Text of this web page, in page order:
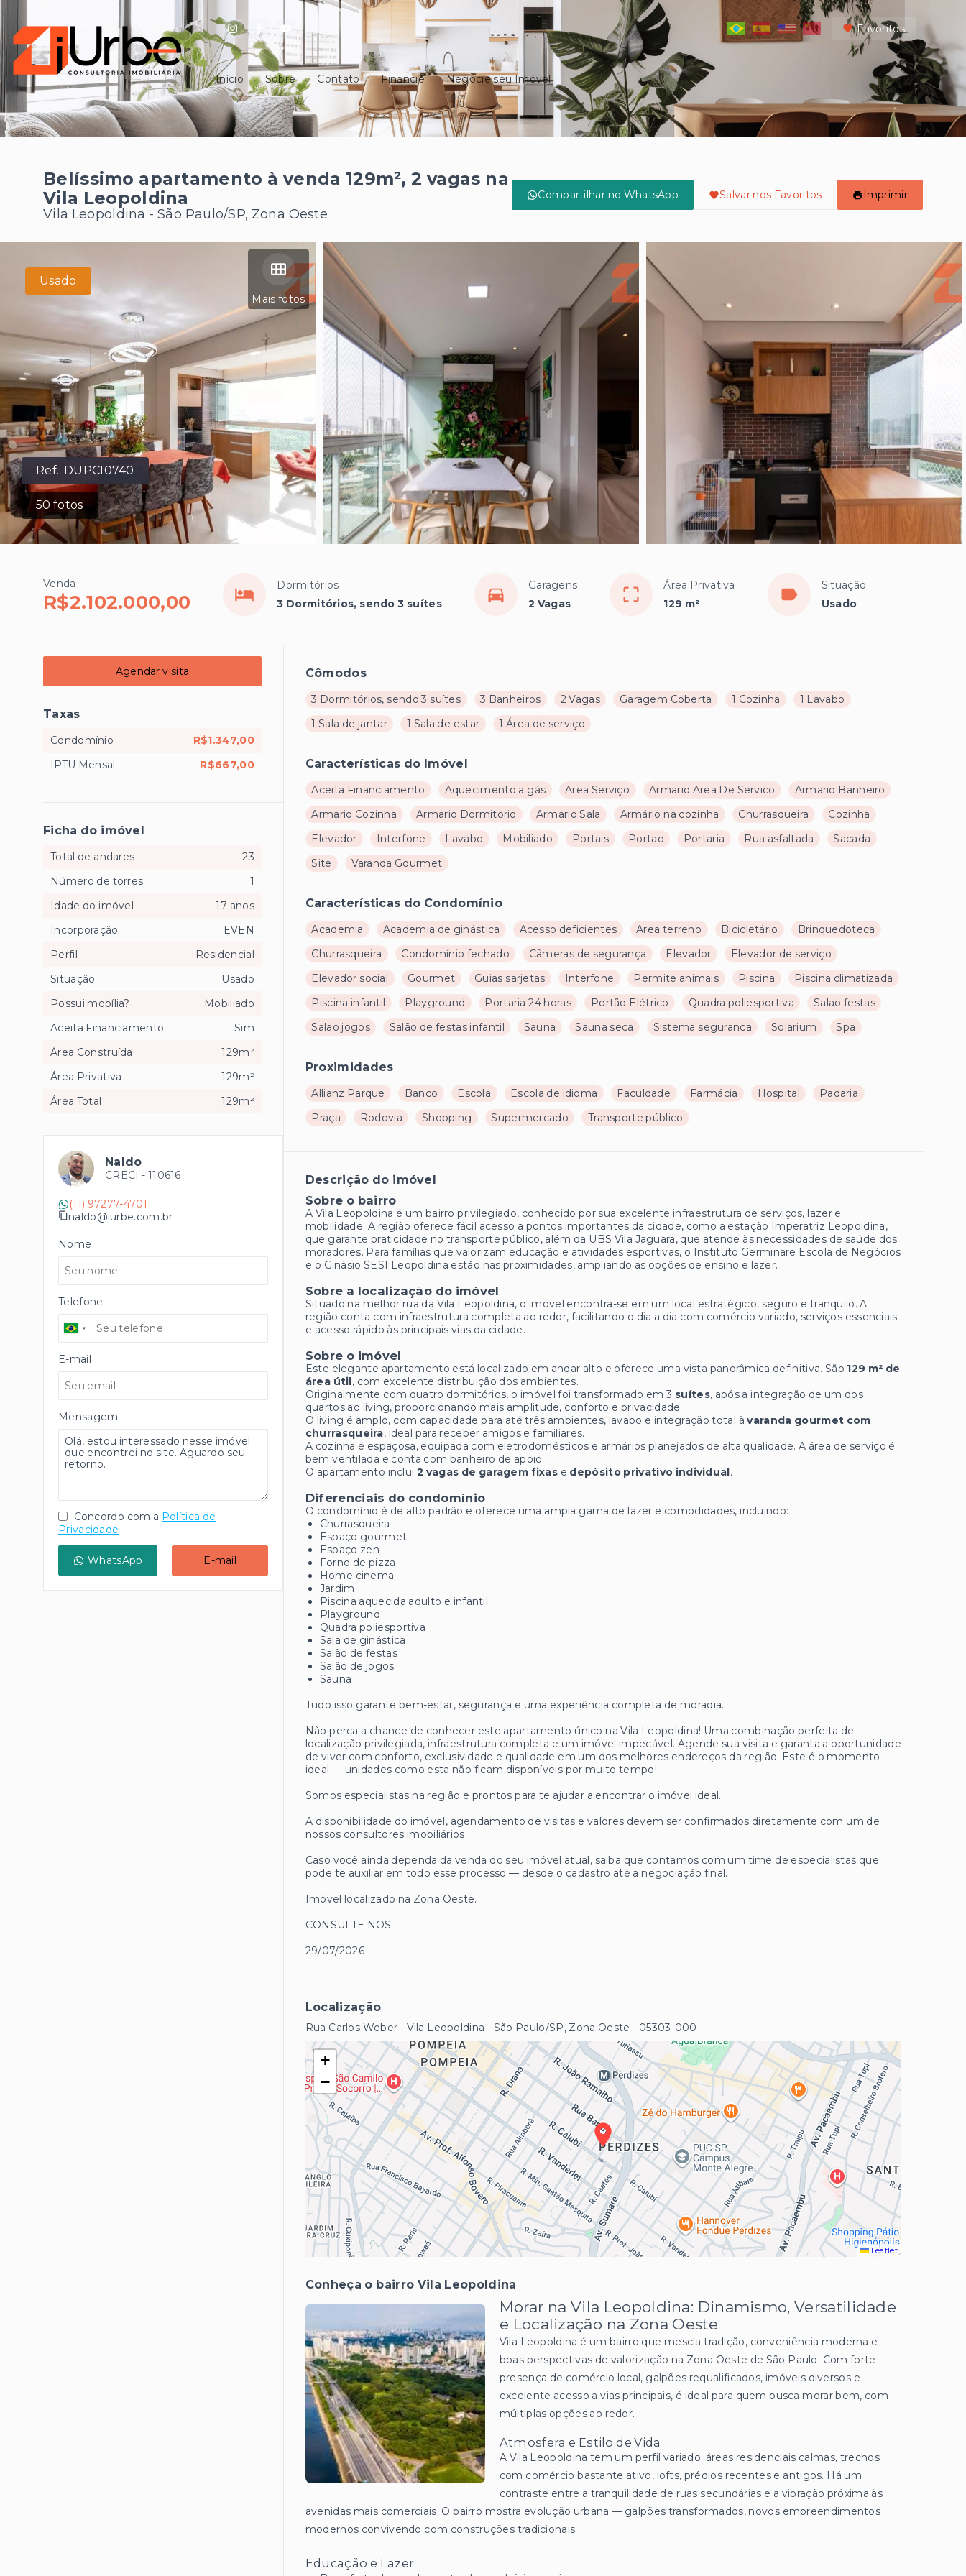
Favoritos
Início Sobre Contato Financie Negocie seu Imóvel
Belíssimo apartamento à venda 129m², 2 vagas na
Vila Leopoldina
Vila Leopoldina - São Paulo/SP, Zona Oeste
Compartilhar no WhatsApp Salvar nos Favoritos Imprimir
Ref.: DUPCI0740
50 fotos
Mais fotos
Usado
Venda
R$2.102.000,00
Dormitórios
3 Dormitórios, sendo 3 suítes
Garagens
2 Vagas
Área Privativa
129 m²
Situação
Usado
Cômodos
3 Dormitórios, sendo 3 suítes 3 Banheiros 2 Vagas Garagem Coberta 1 Cozinha
1 Lavabo
1 Sala de jantar
1 Sala de estar 1 Área de serviço
Características do Imóvel
Aceita Financiamento Aquecimento a gás Area Serviço Armario Area De Servico
Armario Banheiro
Armario Cozinha
Armario Dormitorio Armario Sala Armário na cozinha Churrasqueira
Cozinha
Elevador
Interfone Lavabo Mobiliado Portais Portao Portaria Rua asfaltada
Sacada
Site
Varanda Gourmet
Características do Condomínio
Academia Academia de ginástica Acesso deficientes Area terreno Bicicletário
Brinquedoteca
Churrasqueira
Condomínio fechado Câmeras de segurança Elevador
Elevador de serviço
Elevador social
Gourmet Guias sarjetas Interfone Permite animais Piscina
Piscina climatizada
Piscina infantil
Playground Portaria 24 horas Portão Elétrico Quadra poliesportiva
Salao festas
Salao jogos
Salão de festas infantil Sauna Sauna seca Sistema seguranca Solarium Spa
Proximidades
Allianz Parque Banco Escola Escola de idioma Faculdade Farmácia Hospital
Padaria
Praça
Rodovia Shopping Supermercado Transporte público
Descrição do imóvel
Sobre o bairro
A Vila Leopoldina é um bairro privilegiado, conhecido por sua excelente infraestrutura de serviços, lazer e
mobilidade. A região oferece fácil acesso a pontos importantes da cidade, como a estação Imperatriz Leopoldina,
que garante praticidade no transporte público, além da UBS Vila Jaguara, que atende às necessidades de saúde dos
moradores. Para famílias que valorizam educação e atividades esportivas, o Instituto Germinare Escola de Negócios
e o Ginásio SESI Leopoldina estão nas proximidades, ampliando as opções de ensino e lazer.
Sobre a localização do imóvel
Situado na melhor rua da Vila Leopoldina, o imóvel encontra-se em um local estratégico, seguro e tranquilo. A
região conta com infraestrutura completa ao redor, facilitando o dia a dia com comércio variado, serviços essenciais
e acesso rápido às principais vias da cidade.
Sobre o imóvel
Este elegante apartamento está localizado em andar alto e oferece uma vista panorâmica definitiva. São 129 m² de
área útil, com excelente distribuição dos ambientes.
Originalmente com quatro dormitórios, o imóvel foi transformado em 3 suítes, após a integração de um dos
quartos ao living, proporcionando mais amplitude, conforto e privacidade.
O living é amplo, com capacidade para até três ambientes, lavabo e integração total àvaranda gourmet com
churrasqueira, ideal para receber amigos e familiares.
A cozinha é espaçosa, equipada com eletrodomésticos e armários planejados de alta qualidade. A área de serviço é
bem ventilada e conta com banheiro de apoio.
O apartamento inclui 2 vagas de garagem fixas e depósito privativo individual.
Diferenciais do condomínio
O condomínio é de alto padrão e oferece uma ampla gama de lazer e comodidades, incluindo:
Churrasqueira
Espaço gourmet
Espaço zen
Forno de pizza
Home cinema
Jardim
Piscina aquecida adulto e infantil
Playground
Quadra poliesportiva
Sala de ginástica
Salão de festas
Salão de jogos
Sauna
Tudo isso garante bem-estar, segurança e uma experiência completa de moradia.
Não perca a chance de conhecer este apartamento único na Vila Leopoldina! Uma combinação perfeita de
localização privilegiada, infraestrutura completa e um imóvel impecável. Agende sua visita e garanta a oportunidade
de viver com conforto, exclusividade e qualidade em um dos melhores endereços da região. Este é o momento
ideal — unidades como esta não ficam disponíveis por muito tempo!
Somos especialistas na região e prontos para te ajudar a encontrar o imóvel ideal.
A disponibilidade do imóvel, agendamento de visitas e valores devem ser confirmados diretamente com um de
nossos consultores imobiliários.
Caso você ainda dependa da venda do seu imóvel atual, saiba que contamos com um time de especialistas que
pode te auxiliar em todo esse processo — desde o cadastro até a negociação final.
Imóvel localizado na Zona Oeste.
CONSULTE NOS
29/07/2026
Localização
Rua Carlos Weber - Vila Leopoldina - São Paulo/SP, Zona Oeste - 05303-000
+
−
Leaflet
Conheça o bairro Vila Leopoldina
Morar na Vila Leopoldina: Dinamismo, Versatilidade
e Localização na Zona Oeste
Vila Leopoldina é um bairro que mescla tradição, conveniência moderna e
boas perspectivas de valorização na Zona Oeste de São Paulo. Com forte
presença de comércio local, galpões requalificados, imóveis diversos e
excelente acesso a vias principais, é ideal para quem busca morar bem, com
múltiplas opções ao redor.
Atmosfera e Estilo de Vida
A Vila Leopoldina tem um perfil variado: áreas residenciais calmas, trechos
com comércio bastante ativo, lofts, prédios recentes e antigos. Há um
contraste entre a tranquilidade de ruas secundárias e a vibração próxima às
avenidas mais comerciais. O bairro mostra evolução urbana — galpões transformados, novos empreendimentos
modernos convivendo com construções tradicionais.
Educação e Lazer
Agendar visita
Taxas
Condomínio
R$1.347,00
IPTU Mensal
R$667,00
Ficha do imóvel
Total de andares
23
Número de torres
1
Idade do imóvel
17 anos
Incorporação
EVEN
Perfil
Residencial
Situação
Usado
Possui mobília?
Mobiliado
Aceita Financiamento
Sim
Área Construída
129m²
Área Privativa
129m²
Área Total
129m²
Naldo
CRECI - 110616
(11) 97277-4701
naldo@iurbe.com.br
Nome
Telefone
E-mail
Mensagem
Concordo com a Política de
Privacidade
WhatsApp E-mail